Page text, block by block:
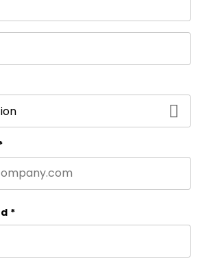
purposes and should be
*